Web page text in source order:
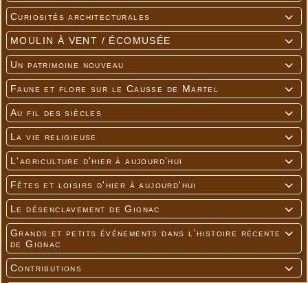

Curiosités architecturales

MOULIN À VENT / ÉCOMUSÉE

Un patrimoine nouveau

Faune et flore sur le Causse de Martel

Au fil des siècles

La vie religieuse

L'agriculture d'hier à aujourd'hui

Fêtes et loisirs d'hier à aujourd'hui

Le désenclavement de Gignac

Grands et petits événements dans l'histoire récente
de Gignac

Contributions
La gare de Gignac-Cressensac avant 1906 (plaque
photographique)